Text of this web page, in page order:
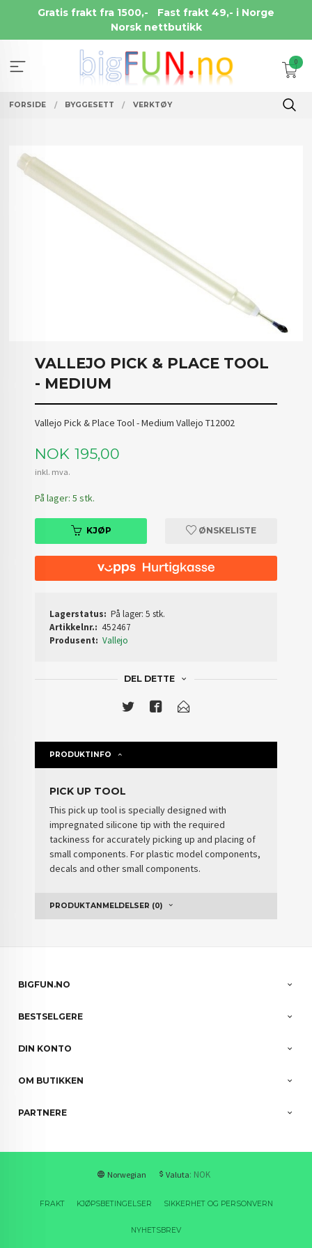
Gratis frakt fra 1500,-
Fast frakt 49,- i Norge
Norsk nettbutikk
0
FORSIDE BYGGESETT VERKTØY
VALLEJO PICK & PLACE TOOL
- MEDIUM
Vallejo Pick & Place Tool - Medium Vallejo T12002
Pris
NOK 195,00
inkl. mva.
På lager: 5 stk.
KJØP ØNSKELISTE
Lagerstatus: På lager: 5 stk.
Artikkelnr.: 452467
Produsent: Vallejo
DEL DETTE
PRODUKTINFO
PICK UP TOOL
This pick up tool is specially designed with
impregnated silicone tip with the required
tackiness for accurately picking up and placing of
small components. For plastic model components,
decals and other small components.
PRODUKTANMELDELSER (0)
BIGFUN.NO
BESTSELGERE
DIN KONTO
OM BUTIKKEN
PARTNERE
Norwegian Valuta: NOK
FRAKT KJØPSBETINGELSER SIKKERHET OG PERSONVERN
NYHETSBREV